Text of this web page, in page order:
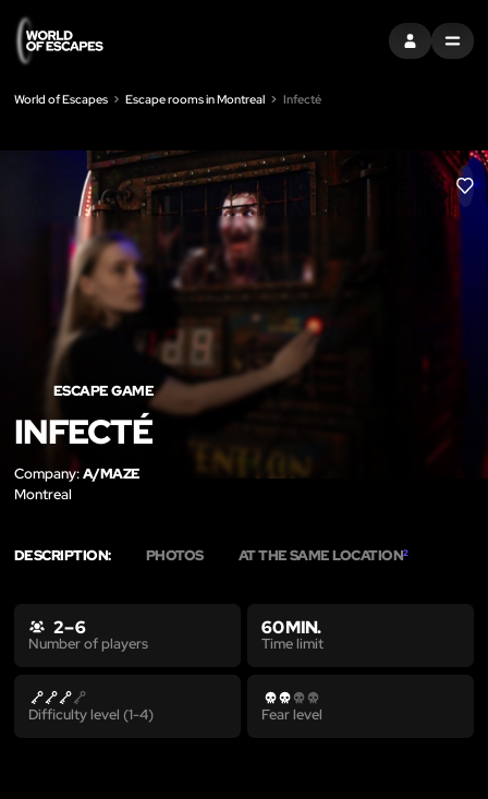
SIGN INMENU
World of Escapes Escape rooms in Montreal Infecté
LIKE
ESCAPE GAME
INFECTÉ
Company:A/MAZE
Montreal
DESCRIPTION: PHOTOS AT THE SAME LOCATION2
2 – 6
Number of players
60 MIN.
Time limit
Difficulty level (1-4) Fear level